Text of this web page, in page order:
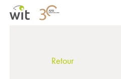
Retour